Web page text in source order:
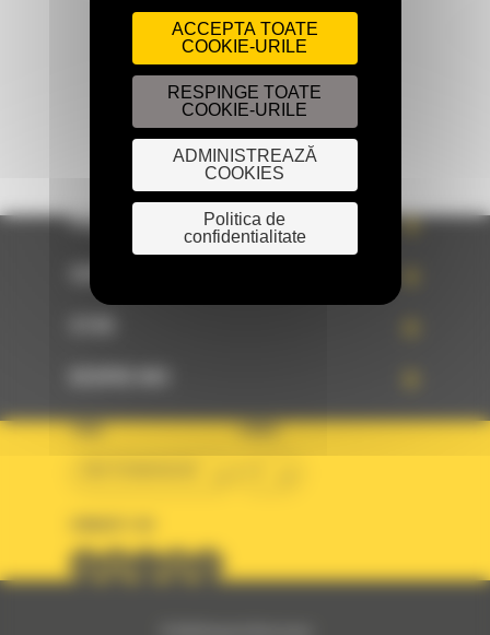
Scrieti-ne
TRIMITETI O CERERE
PRODUSE
TARA LIMBA
ACCEPTA TOATE
COOKIE-URILE
RESPINGE TOATE
COOKIE-URILE
ADMINISTREAZĂ
COOKIES
Politica de
confidentialitate